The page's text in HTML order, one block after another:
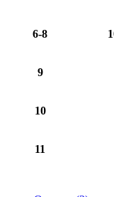
6-8
9
10
11